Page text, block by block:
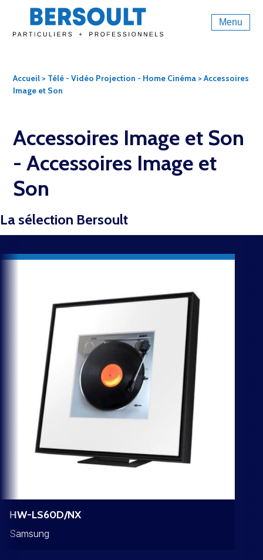
Menu
Accueil > Télé - Vidéo Projection - Home Cinéma > Accessoires
Image et Son
Accessoires Image et Son
-Accessoires Image et
Son
La sélection Bersoult
HW-LS60D/NX
Samsung